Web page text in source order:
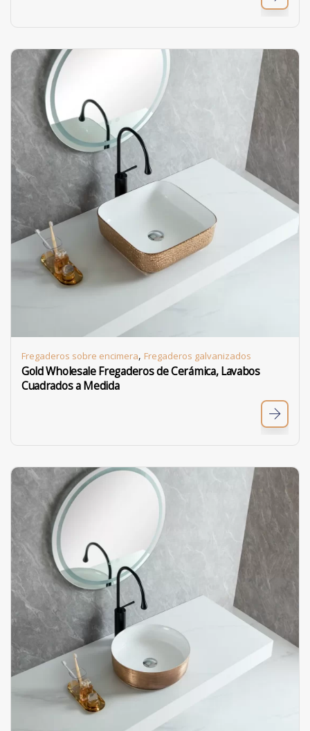
Fregaderos sobre encimera, Fregaderos galvanizados
Gold Wholesale Fregaderos de Cerámica, Lavabos
Cuadrados a Medida